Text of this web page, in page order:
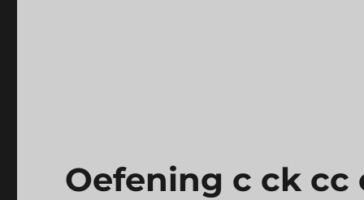
Oefening c ck cc